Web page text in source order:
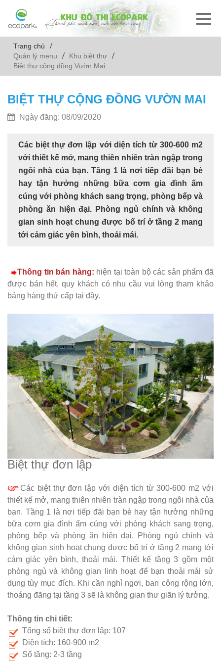
Trang chủ
Quản lý menu
Khu biệt thự
Biệt thự cộng đồng Vườn Mai
BIỆT THỰ CỘNG ĐỒNG VƯỜN MAI
Ngày đăng: 08/09/2020
Các biệt thự đơn lập với diện tích từ 300-600 m2
với thiết kế mở, mang thiên nhiên tràn ngập trong
ngôi nhà của bạn. Tầng 1 là nơi tiếp đãi bạn bè
hay tận hưởng những bữa cơm gia đình ấm
cúng với phòng khách sang trọng, phòng bếp và
phòng ăn hiện đại. Phòng ngủ chính và không
gian sinh hoạt chung được bố trí ở tầng 2 mang
tới cảm giác yên bình, thoải mái.
Thông tin bán hàng: hiện tại toàn bộ các sản phẩm đã
được bán hết, quy khách có nhu cầu vui lòng tham khảo
bảng hàng thứ cấp tại đây.
Biệt thự đơn lập
Các biệt thự đơn lập với diện tích từ 300-600 m2 với
thiết kế mở, mang thiên nhiên tràn ngập trong ngôi nhà của
bạn. Tầng 1 là nơi tiếp đãi bạn bè hay tận hưởng những
bữa cơm gia đình ấm cúng với phòng khách sang trọng,
phòng bếp và phòng ăn hiện đại. Phòng ngủ chính và
không gian sinh hoạt chung được bố trí ở tầng 2 mang tới
cảm giác yên bình, thoải mái. Thiết kế tầng 3 gồm một
phòng ngủ và không gian linh hoạt để bạn thoải mái sử
dụng tùy mục đích. Khi cần nghỉ ngơi, ban công rộng lớn,
thoáng đãng tại tầng 3 sẽ là không gian thư giãn lý tưởng.
Thông tin chi tiết:
Tổng số biệt thự đơn lập: 107
Diện tích: 160-900 m2
Số tầng: 2-3 tầng